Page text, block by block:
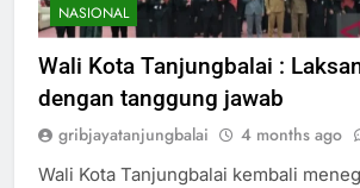
NASIONAL
Wali Kota Tanjungbalai :
dengan tanggung jawab
gribjayatanjungbalai 4 months ago
Wali Kota Tanjungbalai kembali